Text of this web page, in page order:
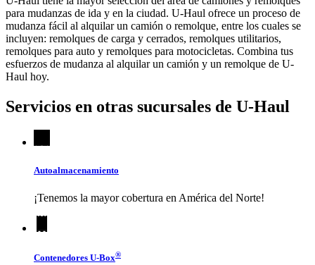
para mudanzas de ida y en la ciudad. U-Haul ofrece un proceso de
mudanza fácil al alquilar un camión o remolque, entre los cuales se
incluyen: remolques de carga y cerrados, remolques utilitarios,
remolques para auto y remolques para motocicletas. Combina tus
esfuerzos de mudanza al alquilar un camión y un remolque de U-
Haul hoy.
Servicios en otras sucursales de U-Haul
Autoalmacenamiento
¡Tenemos la mayor cobertura en América del Norte!
Contenedores U-Box®